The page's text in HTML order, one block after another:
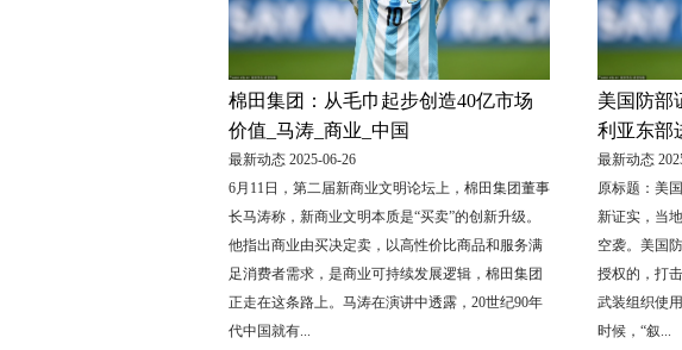
棉田集团：从毛巾起步创造40亿市场
价值_马涛_商业_中国
最新动态 2025-06-26
6月11日，第二届新商业文明论坛上，棉田集团董事
长马涛称，新商业文明本质是“买卖”的创新升级。
他指出商业由买决定卖，以高性价比商品和服务满
足消费者需求，是商业可持续发展逻辑，棉田集团
正走在这条路上。马涛在演讲中透露，20世纪90年
代中国就有...
美国防部
利亚东部
最新动态
原标题：美
新证实，当
空袭。美国
授权的，打
武装组织使
时候，“叙...